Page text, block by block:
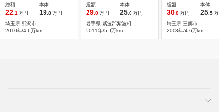
総額
22.1万円
本体
19.8万円
埼玉県 所沢市
2010年/4.6万km
総額
29.0万円
本体
25.0万円
岩手県 紫波郡紫波町
2011年/5.0万km
総額
30.0万円
本体
25.5
埼玉県 三郷市
2008年/4.6万km